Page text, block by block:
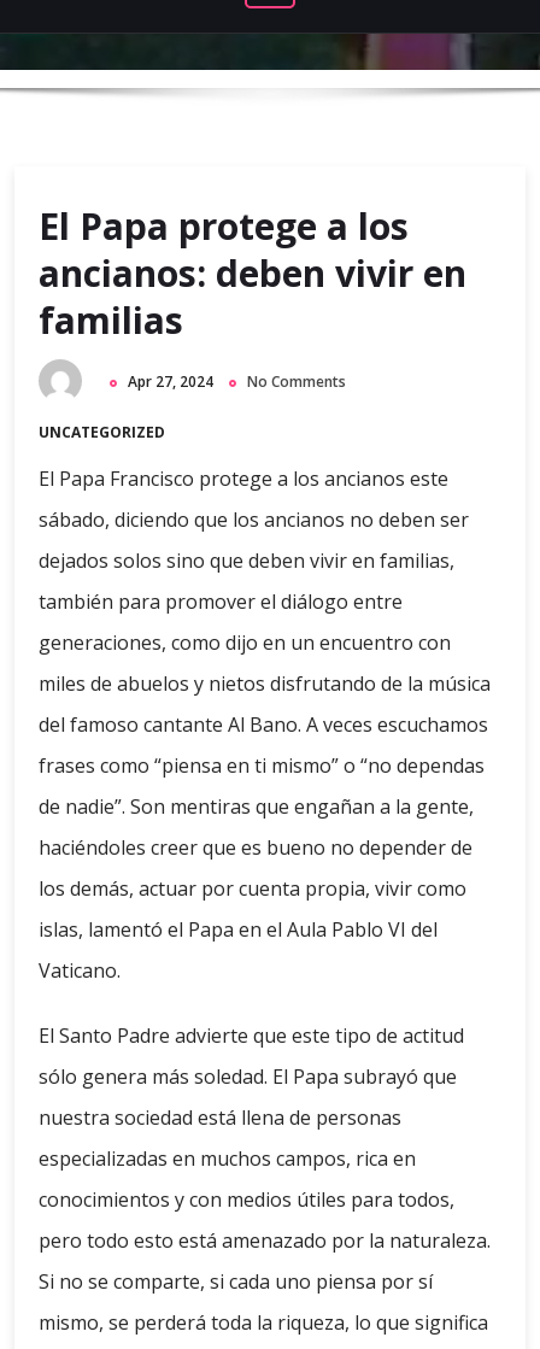
El Papa protege a los
ancianos: deben vivir en
familias
Apr 27, 2024 No Comments
UNCATEGORIZED
El Papa Francisco protege a los ancianos este
sábado, diciendo que los ancianos no deben ser
dejados solos sino que deben vivir en familias,
también para promover el diálogo entre
generaciones, como dijo en un encuentro con
miles de abuelos y nietos disfrutando de la música
del famoso cantante Al Bano. A veces escuchamos
frases como “piensa en ti mismo” o “no dependas
de nadie”. Son mentiras que engañan a la gente,
haciéndoles creer que es bueno no depender de
los demás, actuar por cuenta propia, vivir como
islas, lamentó el Papa en el Aula Pablo VI del
Vaticano.
El Santo Padre advierte que este tipo de actitud
sólo genera más soledad. El Papa subrayó que
nuestra sociedad está llena de personas
especializadas en muchos campos, rica en
conocimientos y con medios útiles para todos,
pero todo esto está amenazado por la naturaleza.
Si no se comparte, si cada uno piensa por sí
mismo, se perderá toda la riqueza, lo que significa